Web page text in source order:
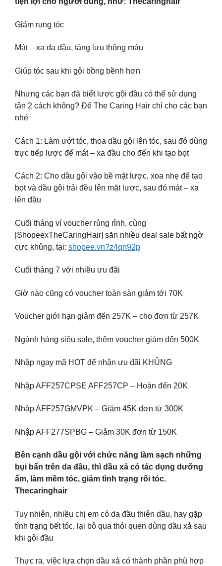
Giảm rụng tóc
Mát – xa da đầu, tăng lưu thông máu
Giúp tóc sau khi gội bồng bềnh hơn
Nhưng các bạn đã biết lược gội đầu có thể sử dụng
tận 2 cách không? Để The Caring Hair chỉ cho các bạn
nhé
Cách 1: Làm ướt tóc, thoa dầu gội lên tóc, sau đó dùng
trực tiếp lược để mát – xa đầu cho đến khi tạo bọt
Cách 2: Cho dầu gội vào bề mặt lược, xoa nhẹ để tạo
bọt và dầu gội trải đều lên mặt lược, sau đó mát – xa
lên đầu
Cuối tháng ví voucher rủng rỉnh, cùng
[ShopeexTheCaringHair] săn nhiều deal sale bất ngờ
cực khủng, tại: shopee.vn?z4qn92p
Cuối tháng 7 với nhiều ưu đãi
Giờ nào cũng có voucher toàn sàn giảm tới 70K
Voucher giới hạn giảm đến 257K – cho đơn từ 257K
Ngành hàng siêu sale, thêm voucher giảm đến 500K
Nhập ngay mã HOT để nhận ưu đãi KHỦNG
Nhập AFF257CPSE AFF257CP – Hoàn đến 20K
Nhập AFF257GMVPK – Giảm 45K đơn từ 300K
Nhập AFF277SPBG – Giảm 30K đơn từ 150K
Bên cạnh dầu gội với chức năng làm sạch những
bụi bẩn trên da đầu, thì dầu xả có tác dụng dưỡng
ẩm, làm mềm tóc, giảm tình trạng rối tóc.
Thecaringhair
Tuy nhiên, nhiều chị em có da đầu thiên dầu, hay gặp
tình trạng bết tóc, lại bỏ qua thói quen dùng dầu xả sau
khi gội đầu
Thực ra, việc lựa chọn dầu xả có thành phần phù hợp